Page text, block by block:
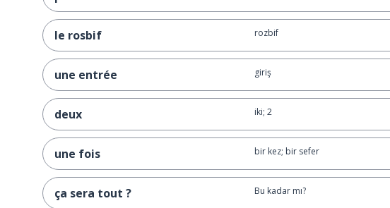
le rosbif rozbif
une entrée giriş
deux iki; 2
une fois bir kez; bir sefer
ça sera tout ? Bu kadar mı?